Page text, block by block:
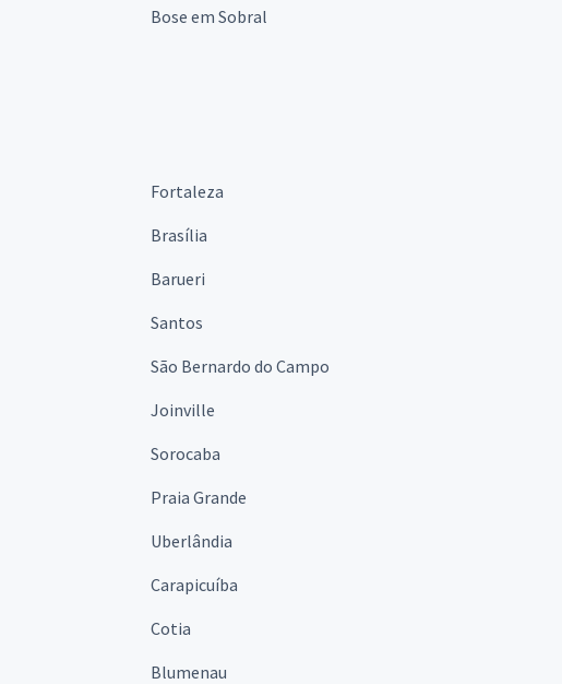
Bose em Sobral
Fortaleza
Brasília
Barueri
Santos
São Bernardo do Campo
Joinville
Sorocaba
Praia Grande
Uberlândia
Carapicuíba
Cotia
Blumenau